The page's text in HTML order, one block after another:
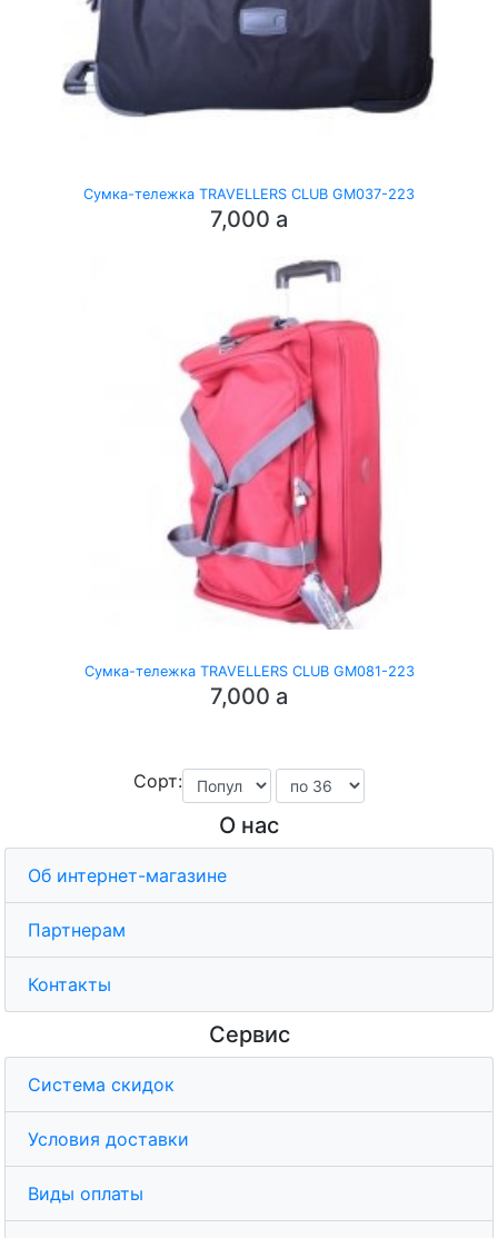
Сумка-тележка TRAVELLERS CLUB GM037-223
7,000 a
Сумка-тележка TRAVELLERS CLUB GM081-223
7,000 a
Сорт:
О нас
Об интернет-магазине
Партнерам
Контакты
Сервис
Система скидок
Условия доставки
Виды оплаты